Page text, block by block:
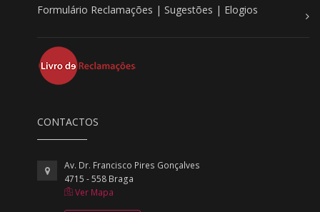
Formulário Reclamações | Sugestões | Elogios
CONTACTOS
Av. Dr. Francisco Pires Gonçalves
4715 - 558 Braga
Ver Mapa